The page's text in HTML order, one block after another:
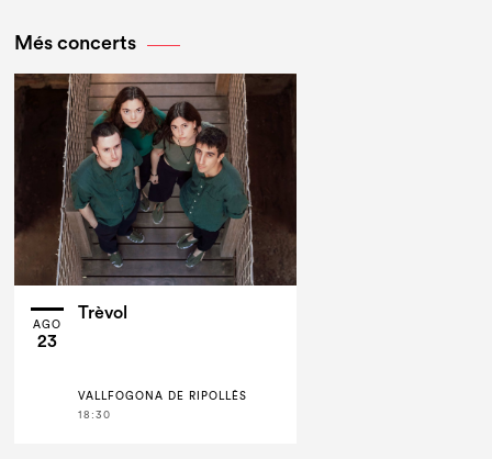
Més concerts
AGO
23
Trèvol
VALLFOGONA DE RIPOLLÈS
18:30